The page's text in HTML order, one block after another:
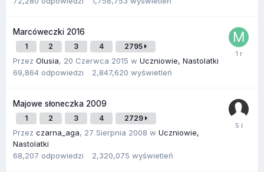
Marcóweczki 2016
1 2 3 4 2795
Przez Olusia, 20 Czerwca 2015 w Uczniowie, Nastolatki
69,864 odpowiedzi 2,847,620 wyświetleń
Majowe słoneczka 2009
1 2 3 4 2729
Przez czarna_aga, 27 Sierpnia 2008 w Uczniowie,
Nastolatki
68,207 odpowiedzi 2,320,075 wyświetleń